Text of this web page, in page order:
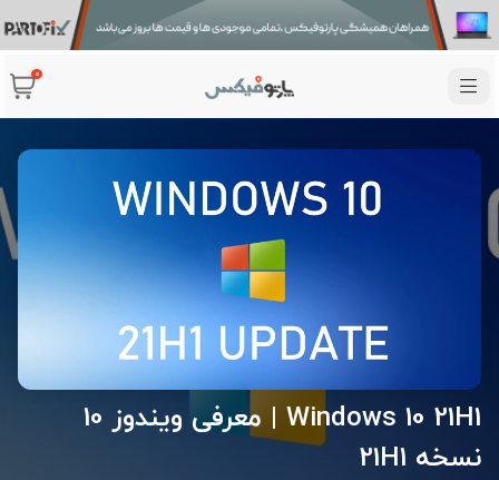
0
Windows 10 21H1 | معرفی ویندوز 10
نسخه 21H1